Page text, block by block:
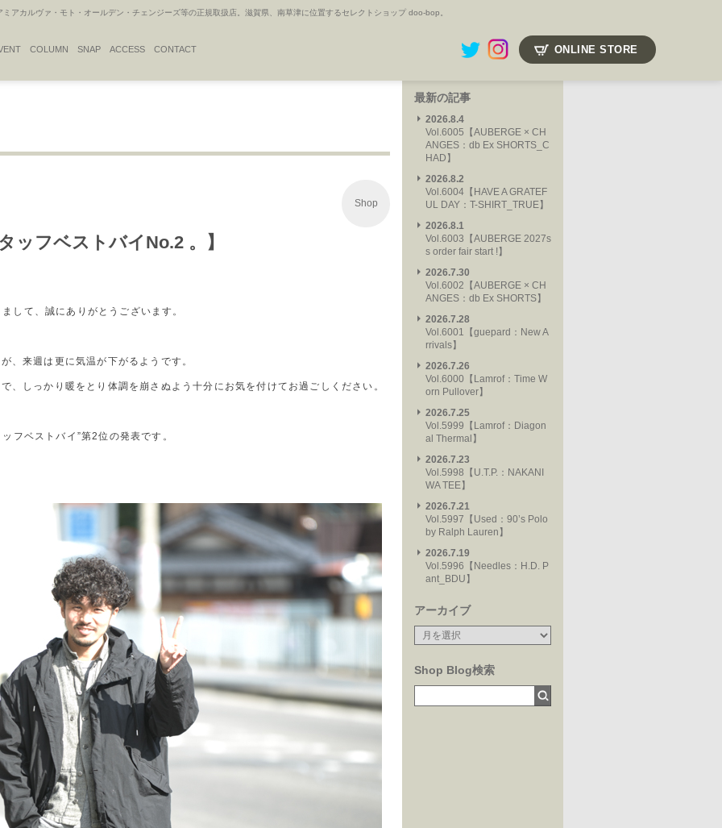
アカルヴァ・モト・オールデン・チェンジーズ等の正規取扱店。滋賀県、南草津に位置するセレクトショップ doo-bop。
COLUMN SNAP ACCESS CONTACT ONLINE STORE
Shop
ッフベストバイNo.2 。】
して、誠にありがとうございます。
、来週は更に気温が下がるようです。
、しっかり暖をとり体調を崩さぬよう十分にお気を付けてお過ごしください。
フベストバイ”第2位の発表です。
最新の記事
2026.8.4
Vol.6005【AUBERGE × CH
ANGES：db Ex SHORTS_C
HAD】
2026.8.2
Vol.6004【HAVE A GRATEF
UL DAY：T-SHIRT_TRUE】
2026.8.1
Vol.6003【AUBERGE 2027s
s order fair start !】
2026.7.30
Vol.6002【AUBERGE × CH
ANGES：db Ex SHORTS】
2026.7.28
Vol.6001【guepard：New A
rrivals】
2026.7.26
Vol.6000【Lamrof：Time W
orn Pullover】
2026.7.25
Vol.5999【Lamrof：Diagon
al Thermal】
2026.7.23
Vol.5998【U.T.P.：NAKANI
WA TEE】
2026.7.21
Vol.5997【Used：90’s Polo
by Ralph Lauren】
2026.7.19
Vol.5996【Needles：H.D. P
ant_BDU】
アーカイブ
Shop Blog検索